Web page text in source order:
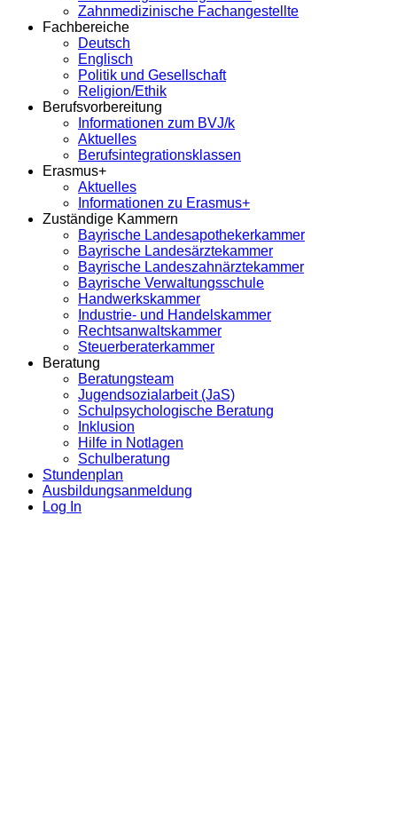
Zahnmedizinische Fachangestellte
Fachbereiche
Deutsch
Englisch
Politik und Gesellschaft
Religion/Ethik
Berufsvorbereitung
Informationen zum BVJ/k
Aktuelles
Berufsintegrationsklassen
Erasmus+
Aktuelles
Informationen zu Erasmus+
Zuständige Kammern
Bayrische Landesapothekerkammer
Bayrische Landesärztekammer
Bayrische Landeszahnärztekammer
Bayrische Verwaltungsschule
Handwerkskammer
Industrie- und Handelskammer
Rechtsanwaltskammer
Steuerberaterkammer
Beratung
Beratungsteam
Jugendsozialarbeit (JaS)
Schulpsychologische Beratung
Inklusion
Hilfe in Notlagen
Schulberatung
Stundenplan
Ausbildungsanmeldung
Log In